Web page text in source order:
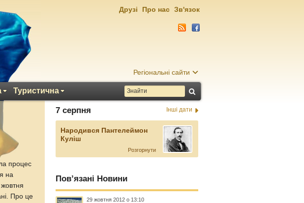
Регіональні сайти
Туристична
Друзі Про нас Зв'язок
процес
на
Про це
7 серпня Інші дати
Народився Пантелеймон
Куліш
Розгорнути
Пов’язані Новини
29 жовтня 2012 о 13:10